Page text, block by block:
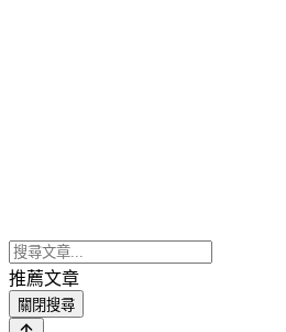
推薦文章
關閉搜尋